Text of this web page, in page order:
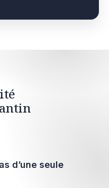
d’une seule